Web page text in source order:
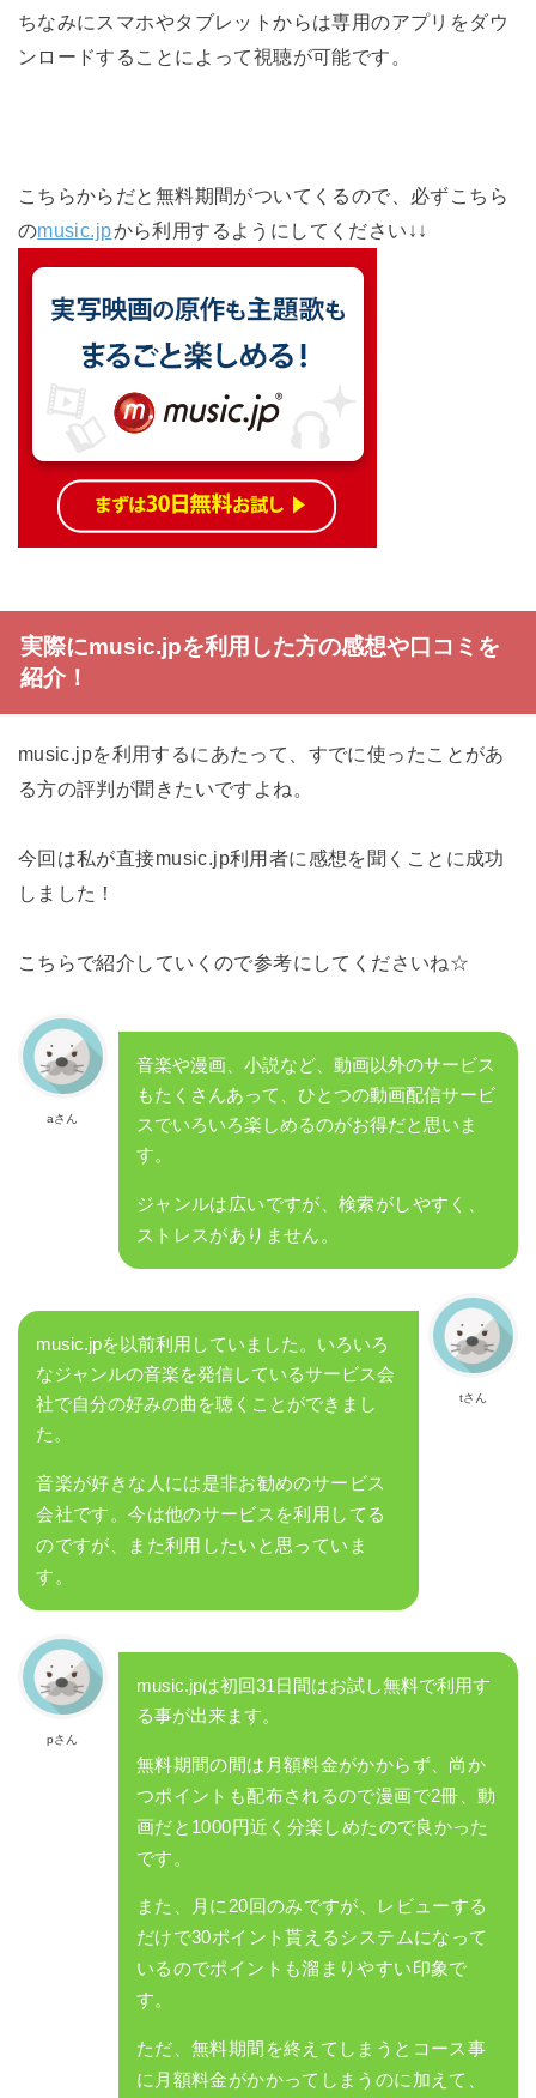
ちなみにスマホやタブレットからは専用のアプリをダウ
ンロードすることによって視聴が可能です。
こちらからだと無料期間がついてくるので、必ずこちら
のmusic.jpから利用するようにしてください↓↓
実際にmusic.jpを利用した方の感想や口コミを
紹介！
music.jpを利用するにあたって、すでに使ったことがあ
る方の評判が聞きたいですよね。
今回は私が直接music.jp利用者に感想を聞くことに成功
しました！
こちらで紹介していくので参考にしてくださいね☆
aさん
音楽や漫画、小説など、動画以外のサービス
もたくさんあって、ひとつの動画配信サービ
スでいろいろ楽しめるのがお得だと思いま
す。
ジャンルは広いですが、検索がしやすく、
ストレスがありません。
tさん
music.jpを以前利用していました。いろいろ
なジャンルの音楽を発信しているサービス会
社で自分の好みの曲を聴くことができまし
た。
音楽が好きな人には是非お勧めのサービス
会社です。今は他のサービスを利用してる
のですが、また利用したいと思っていま
す。
pさん
music.jpは初回31日間はお試し無料で利用す
る事が出来ます。
無料期間の間は月額料金がかからず、尚か
つポイントも配布されるので漫画で2冊、動
画だと1000円近く分楽しめたので良かった
です。
また、月に20回のみですが、レビューする
だけで30ポイント貰えるシステムになって
いるのでポイントも溜まりやすい印象で
す。
ただ、無料期間を終えてしまうとコース事
に月額料金がかかってしまうのに加えて、